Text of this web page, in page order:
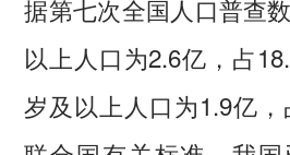
据第七次全国人口普查
以上人口为2.6亿，占
岁及以上人口为1.9亿